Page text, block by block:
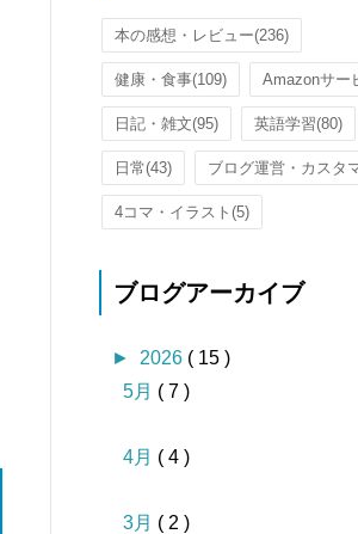
本の感想・レビュー(236)
健康・食事(109) Amazonサー
日記・雑文(95) 英語学習(80)
日常(43) ブログ運営・カスタ
4コマ・イラスト (5)
ブログアーカイブ
► 2026 ( 15 )
5月 ( 7 )
4月 ( 4 )
3月 ( 2 )